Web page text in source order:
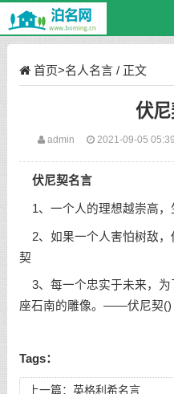
首页>名人名言/ 正文
伏
admin 2021-09-05
伏尼契名言
1、一个人的理想越崇高
2、如果一个人害怕树敌
契
3、每一个忠实于未来，为
座石南的雕像。——伏尼契()
Tags：
上一篇： 英格利希名言